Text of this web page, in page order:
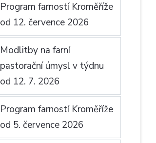
Program farností Kroměříže
od 12. července 2026
Modlitby na farní
pastorační úmysl v týdnu
od 12. 7. 2026
Program farností Kroměříže
od 5. července 2026